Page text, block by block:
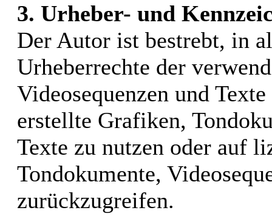
3. Urheber- und
Der Autor ist bestrebt, in
Urheberrechte der
Videosequenzen und
erstellte Grafiken,
Texte zu nutzen oder auf
Tondokumente,
zurückzugreifen.